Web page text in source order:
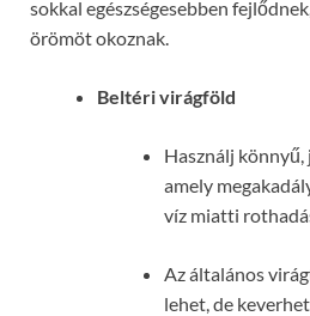
sokkal egészségesebben
örömöt okoznak.
Beltéri virágföld
Használj
amely
víz miatti
Az általános
lehet, de